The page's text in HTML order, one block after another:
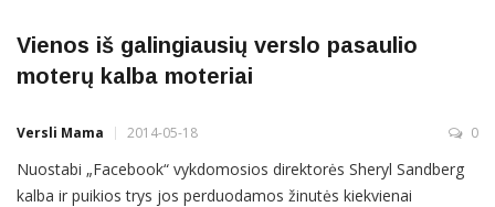
Vienos iš galingiausių verslo pasaulio
moterų kalba moteriai
Versli Mama 2014-05-18 0
Nuostabi „Facebook“ vykdomosios direktorės Sheryl Sandberg
kalba ir puikios trys jos perduodamos žinutės kiekvienai